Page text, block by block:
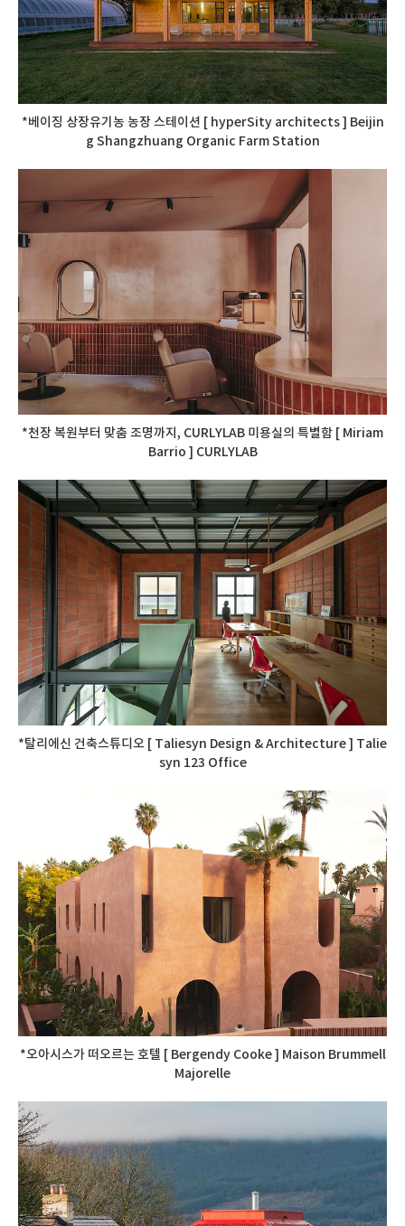
*베이징 상장유기농 농장 스테이션 [ hyperSity architects ] Beijin
g Shangzhuang Organic Farm Station
*천장 복원부터 맞춤 조명까지, CURLYLAB 미용실의 특별함 [ Miriam
Barrio ] CURLYLAB
*탈리에신 건축스튜디오 [ Taliesyn Design & Architecture ] Talie
syn 123 Office
*오아시스가 떠오르는 호텔 [ Bergendy Cooke ] Maison Brummell
Majorelle